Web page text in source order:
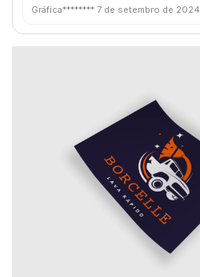
Gráfica******** 7 de setembro de 2024